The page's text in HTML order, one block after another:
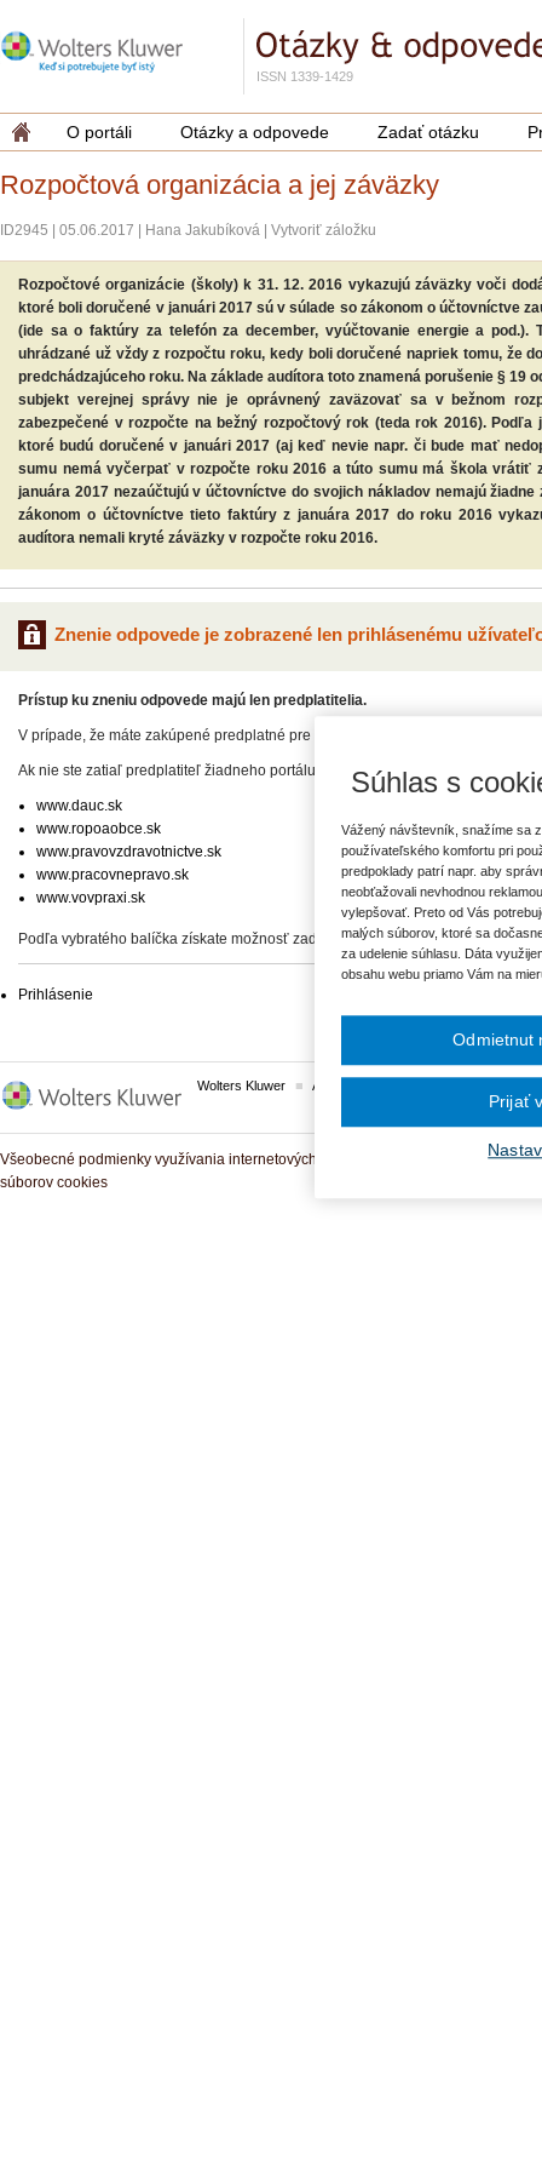
ISSN 1339-1429
O portáli Otázky a odpovede Zadať otázku
Rozpočtová organizácia a jej záväzky
ID2945 05.06.2017 Hana Jakubíková Vytvoriť záložku
Rozpočtové organizácie (školy) k 31. 12. 2016 vykazujú záväzky voči
ktoré boli doručené v januári 2017 sú v súlade so zákonom o účtovníctve
(ide sa o faktúry za telefón za december, vyúčtovanie energie a pod.).
uhrádzané už vždy z rozpočtu roku, kedy boli doručené napriek tomu, že
predchádzajúceho roku. Na základe audítora toto znamená porušenie § 19
subjekt verejnej správy nie je oprávnený zaväzovať sa v bežnom
zabezpečené v rozpočte na bežný rozpočtový rok (teda rok 2016).
ktoré budú doručené v januári 2017 (aj keď nevie napr. či bude mať
sumu nemá vyčerpať v rozpočte roku 2016 a túto sumu má škola vrátiť
januára 2017 nezaúčtujú v účtovníctve do svojich nákladov nemajú
zákonom o účtovníctve tieto faktúry z januára 2017 do roku 2016
audítora nemali kryté záväzky v rozpočte roku 2016.
Znenie odpovede je zobrazené len prihlásenému
Prístup ku zneniu odpovede majú len predplatitelia.
V prípade, že máte zakúpené predplatné pre niektorý odborný portál, pre
Ak nie ste zatiaľ predplatiteľ žiadneho portálu, vyberte si z našej ponuky:
www.dauc.sk
www.ropoaobce.sk
www.pravovzdravotnictve.sk
www.pracovnepravo.sk
www.vovpraxi.sk
Podľa vybratého balíčka získate možnosť zadať svoje otázky, prípadne prístup
Prihlásenie
Wolters Kluwer ASPI
Všeobecné podmienky využívania internetových služieb a komunitných portálov
súborov cookies
Súhlas s
Vážený návštevník, snažíme sa
používateľského komfortu pri
predpoklady patrí napr. aby
neobťažovali nevhodnou
vylepšovať. Preto od Vás
malých súborov, ktoré sa
za udelenie súhlasu. Dáta
obsahu webu priamo Vám na
Odmietnut
Prijať